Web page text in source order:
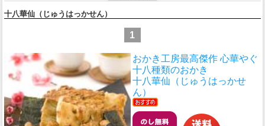
十八華仙（じゅうはっかせん）
1
おかき工房最高傑作 心華やぐ
十八種類のおかき
十八華仙（じゅうはっかせ
ん）